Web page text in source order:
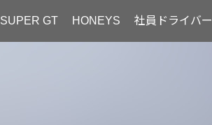
SUPER GT HONEYS 社員ドライバー